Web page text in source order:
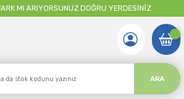
MI ARIYORSUNUZ DOĞRU YERDESİNİZ
ARA